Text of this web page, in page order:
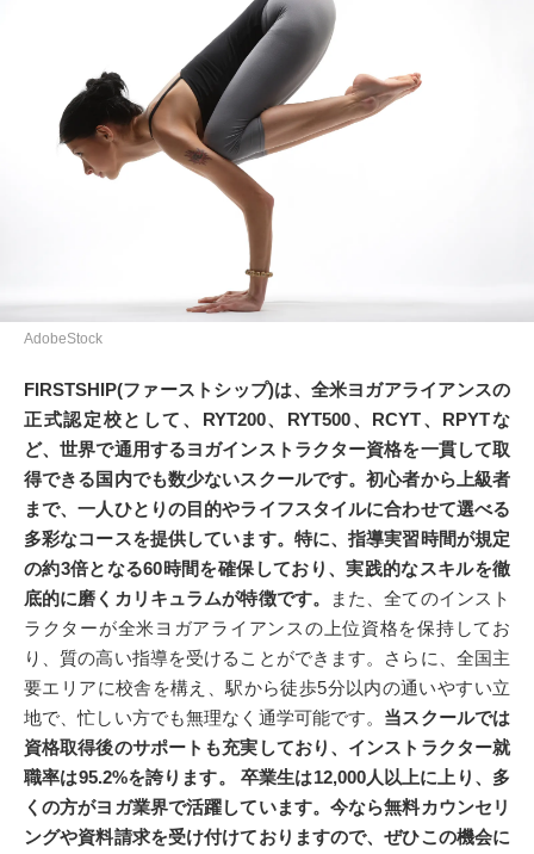
AdobeStock
FIRSTSHIP(ファーストシップ)は、全米ヨガアライアンスの
正式認定校として、RYT200、RYT500、RCYT、RPYTな
ど、世界で通用するヨガインストラクター資格を一貫して取
得できる国内でも数少ないスクールです。初心者から上級者
まで、一人ひとりの目的やライフスタイルに合わせて選べる
多彩なコースを提供しています。特に、指導実習時間が規定
の約3倍となる60時間を確保しており、実践的なスキルを徹
底的に磨くカリキュラムが特徴です。
また、全てのインスト
ラクターが全米ヨガアライアンスの上位資格を保持してお
り、質の高い指導を受けることができます。さらに、全国主
要エリアに校舎を構え、駅から徒歩5分以内の通いやすい立
地で、忙しい方でも無理なく通学可能です。 当スクールでは
資格取得後のサポートも充実しており、インストラクター就
職率は95.2%を誇ります。 卒業生は12,000人以上に上り、多
くの方がヨガ業界で活躍しています。今なら無料カウンセリ
ングや資料請求を受け付けておりますので、ぜひこの機会に